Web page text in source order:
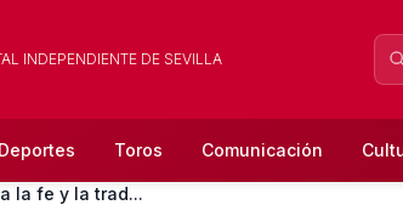
INDEPENDIENTE DE SEVILLA
Deportes Toros Comunicación
la fe y la trad...